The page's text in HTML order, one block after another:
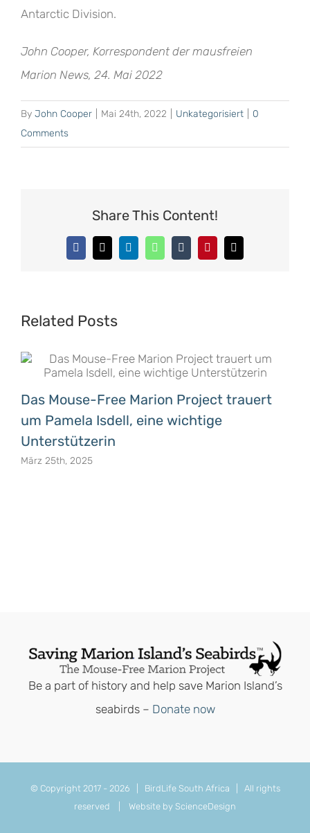
Antarctic Division.
John Cooper, Korrespondent der mausfreien
Marion News, 24. Mai 2022
By John Cooper Mai 24th, 2022 Unkategorisiert
0
Comments
Share This Content!
Facebook
X LinkedInWhatsAppTumblrPinterestEmail
Related Posts
Das Mouse-Free Marion Project trauert
um Pamela Isdell, eine wichtige
Unterstützerin
März 25th, 2025
Be a part of history and help save Marion Island’s
seabirds – Donate now
© Copyright 2017 - 2026 | BirdLife South Africa | All rights
reserved |
Website by ScienceDesign